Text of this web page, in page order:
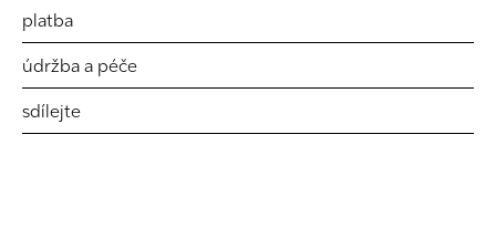
platba
údržba a péče
sdílejte